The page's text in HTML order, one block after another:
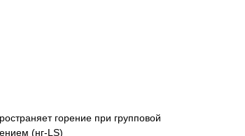
горение при групповой
(нг-LS)